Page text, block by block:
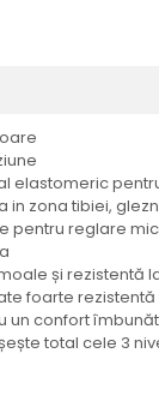
elastomeric
in zona tibiei,
pentru reglare
și rezistentă
foarte
un confort
total cele 3